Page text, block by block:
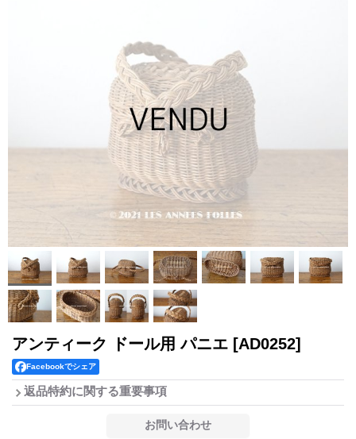
アンティーク ドール用 パニエ [AD0252]
Facebookでシェア
返品特約に関する重要事項